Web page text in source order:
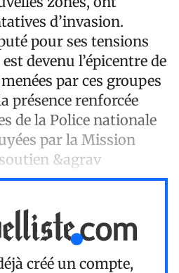
d’invasion.
pour ses tensions
devenu l’épicentre de
par ces groupes
présence renforcée
de la Police nationale
par la Mission
&agrav
créé un compte,